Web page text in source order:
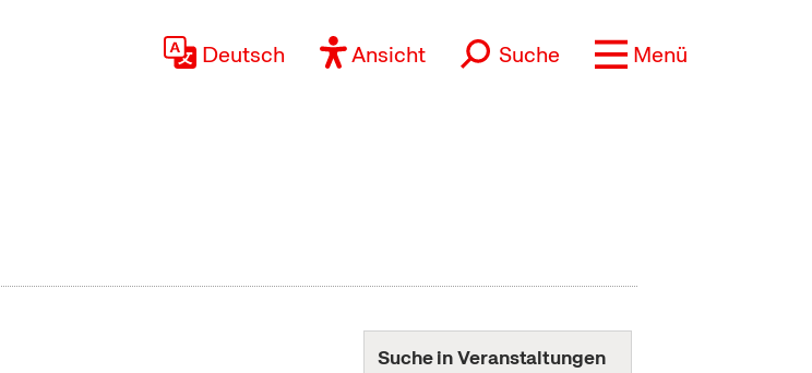
Deutsch Ansicht Suche Menü
Suche in Veranstaltungen